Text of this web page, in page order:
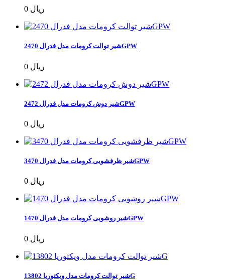
0 ریال
شیر توالت کرومات مدل فدرال 2470GPW
0 ریال
شیر دوش کرومات مدل فدرال 2472GPW
0 ریال
شیر ظرفشویی کرومات مدل فدرال 3470GPW
0 ریال
شیر روشویی کرومات مدل فدرال 1470GPW
0 ریال
شیر توالت کرومات مدل ویکتوریا 13802G